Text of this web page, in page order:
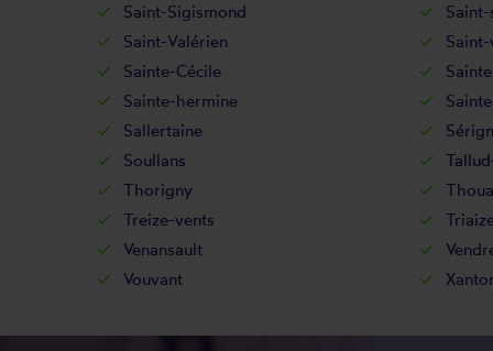
Saint-Sigismond
Saint-Valérien
Sainte-Cécile
Sainte-hermine
Sallertaine
Soullans
Thorigny
Treize-vents
Venansault
Vouvant